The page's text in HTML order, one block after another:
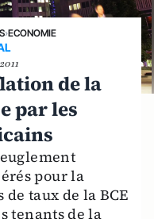
›ECONOMIE
de la
par les
pour la
de taux de la BCE
tenants de la